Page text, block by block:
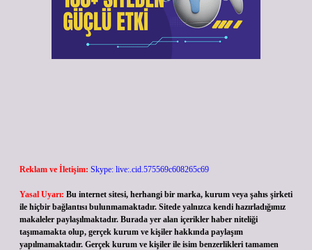
Reklam ve İletişim: Skype: live:.cid.575569c608265c69
Yasal Uyarı: Bu internet sitesi, herhangi bir marka, kurum veya şahıs şirketi
ile hiçbir bağlantısı bulunmamaktadır. Sitede yalnızca kendi hazırladığımız
makaleler paylaşılmaktadır. Burada yer alan içerikler haber niteliği
taşımamakta olup, gerçek kurum ve kişiler hakkında paylaşım
yapılmamaktadır. Gerçek kurum ve kişiler ile isim benzerlikleri tamamen